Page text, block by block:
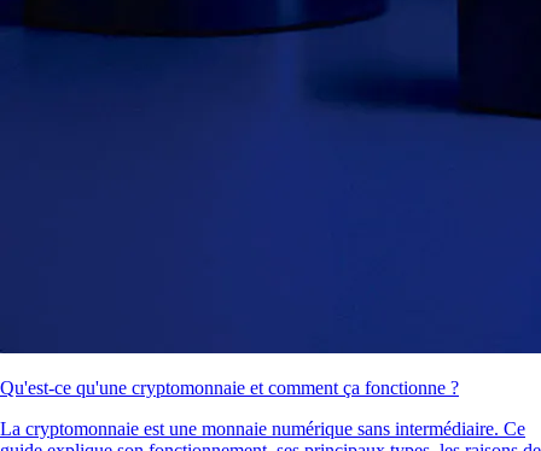
Qu'est-ce qu'une cryptomonnaie et comment ça fonctionne ?
La cryptomonnaie est une monnaie numérique sans intermédiaire. Ce